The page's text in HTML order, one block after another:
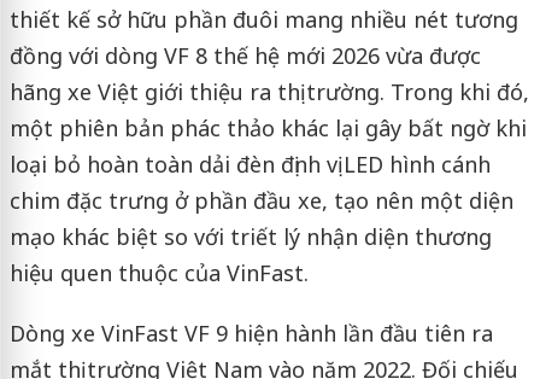
thiết kế sở hữu phần đuôi mang nhiều nét tương
đồng với dòng VF 8 thế hệ mới 2026 vừa được
hãng xe Việt giới thiệu ra thị trường. Trong khi đó,
một phiên bản phác thảo khác lại gây bất ngờ khi
loại bỏ hoàn toàn dải đèn định vị LED hình cánh
chim đặc trưng ở phần đầu xe, tạo nên một diện
mạo khác biệt so với triết lý nhận diện thương
hiệu quen thuộc của VinFast.
Dòng xe VinFast VF 9 hiện hành lần đầu tiên ra
mắt thị trường Việt Nam vào năm 2022. Đối chiếu